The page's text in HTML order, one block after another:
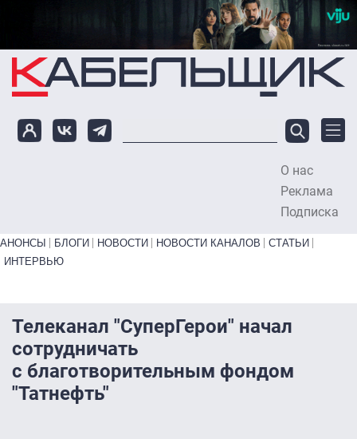
Перейти к основному содержанию
О нас
Реклама
Подписка
Primary links bottom
АНОНСЫ БЛОГИ НОВОСТИ НОВОСТИ КАНАЛОВ
СТАТЬИ
ИНТЕРВЬЮ
Телеканал "СуперГерои" начал
сотрудничать
с благотворительным фондом
"Татнефть"